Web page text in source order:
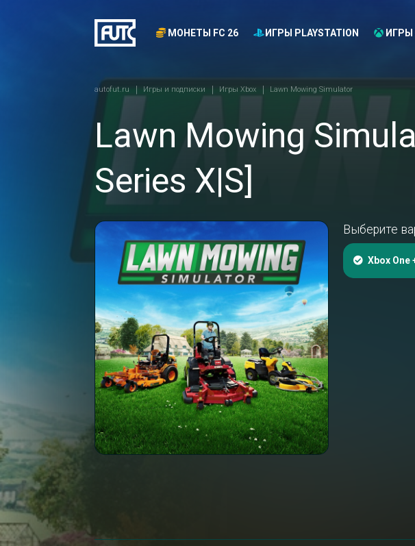
МОНЕТЫ FC 26 ИГРЫ PLAYSTATION ИГРЫ
autofut.ru Игры и подписки Игры Xbox Lawn Mowing Simulator
Lawn Mowing
Series X|S]
Выберите
Xbox One